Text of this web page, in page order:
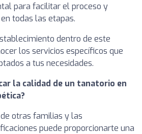
para facilitar el proceso y
todas las etapas.
dentro de este
los servicios específicos que
a tus necesidades.
la calidad de un tanatorio en
otras familias y las
puede proporcionarte una